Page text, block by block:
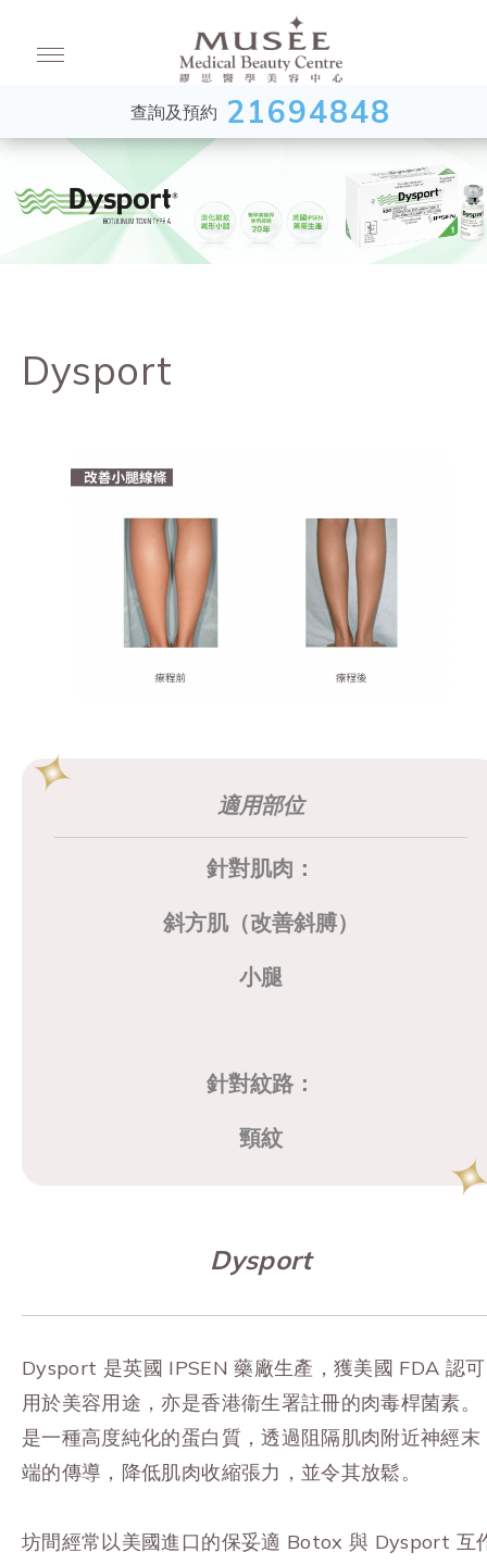
查詢及預約 21694848
Dysport
適用部位
針對肌肉：
斜方肌（改善斜膊）
小腿
針對紋路：
頸紋
Dysport
Dysport 是英國 IPSEN 藥廠生產，獲美國 FDA 認可
用於美容用途，亦是香港衞生署註冊的肉毒桿菌素。
是一種高度純化的蛋白質，透過阻隔肌肉附近神經末
端的傳導，降低肌肉收縮張力，並令其放鬆。
坊間經常以美國進口的保妥適 Botox 與 Dysport 互